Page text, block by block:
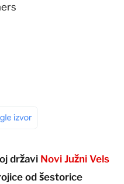
državi Novi Južni Vels
od šestorice